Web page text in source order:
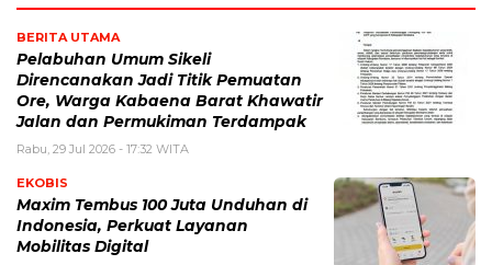
BERITA UTAMA
Pelabuhan Umum Sikeli
Direncanakan Jadi Titik Pemuatan
Ore, Warga Kabaena Barat Khawatir
Jalan dan Permukiman Terdampak
Rabu, 29 Jul 2026 - 17:32 WITA
EKOBIS
Maxim Tembus 100 Juta Unduhan di
Indonesia, Perkuat Layanan
Mobilitas Digital